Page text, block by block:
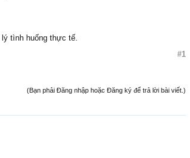
tình huống thực tế.
#1
(Bạn phải Đăng nhập hoặc Đăng ký để trả lời bài viết.)